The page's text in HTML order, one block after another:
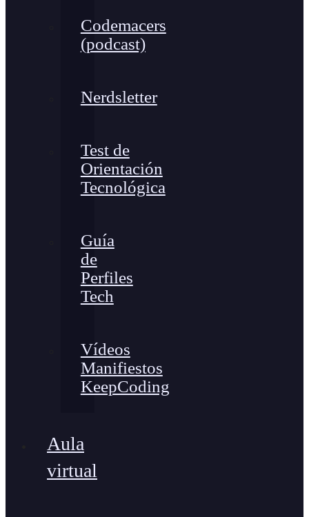
Codemacers
(podcast)
Nerdsletter
Test de
Orientación
Tecnológica
Guía
de
Perfiles
Tech
Vídeos
Manifiestos
KeepCoding
Aula
virtual